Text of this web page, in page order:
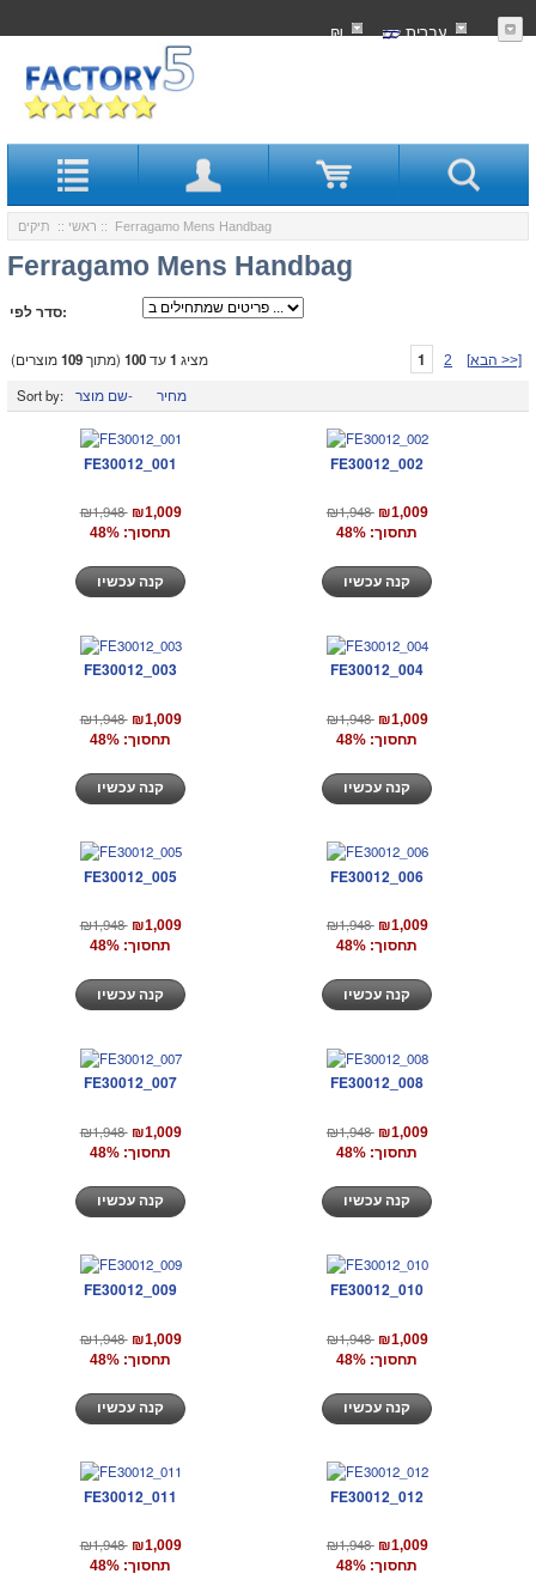
עִברִית ₪
ראשי :: תיקים :: Ferragamo Mens Handbag
Ferragamo Mens Handbag
סדר לפי:
מציג 1עד100 (מתוך109מוצרים) 1 2 [הבא >>]
Sort by: שם מוצר- מחיר
FE30012_001
₪1,948 ₪1,009
תחסוך: 48%
FE30012_002
₪1,948 ₪1,009
תחסוך: 48%
FE30012_003
₪1,948 ₪1,009
תחסוך: 48%
FE30012_004
₪1,948 ₪1,009
תחסוך: 48%
FE30012_005
₪1,948 ₪1,009
תחסוך: 48%
FE30012_006
₪1,948 ₪1,009
תחסוך: 48%
FE30012_007
₪1,948 ₪1,009
תחסוך: 48%
FE30012_008
₪1,948 ₪1,009
תחסוך: 48%
FE30012_009
₪1,948 ₪1,009
תחסוך: 48%
FE30012_010
₪1,948 ₪1,009
תחסוך: 48%
FE30012_011
₪1,948 ₪1,009
תחסוך: 48%
FE30012_012
₪1,948 ₪1,009
תחסוך: 48%